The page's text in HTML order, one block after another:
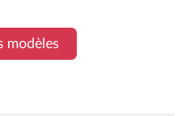
modèles